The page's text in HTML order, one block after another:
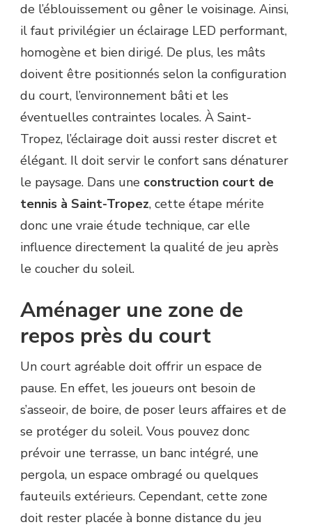
de l’éblouissement ou gêner le voisinage. Ainsi,
il faut privilégier un éclairage LED performant,
homogène et bien dirigé. De plus, les mâts
doivent être positionnés selon la configuration
du court, l’environnement bâti et les
éventuelles contraintes locales. À Saint-
Tropez, l’éclairage doit aussi rester discret et
élégant. Il doit servir le confort sans dénaturer
le paysage. Dans une construction court de
tennis à Saint-Tropez, cette étape mérite
donc une vraie étude technique, car elle
influence directement la qualité de jeu après
le coucher du soleil.
Aménager une zone de
repos près du court
Un court agréable doit offrir un espace de
pause. En effet, les joueurs ont besoin de
s’asseoir, de boire, de poser leurs affaires et de
se protéger du soleil. Vous pouvez donc
prévoir une terrasse, un banc intégré, une
pergola, un espace ombragé ou quelques
fauteuils extérieurs. Cependant, cette zone
doit rester placée à bonne distance du jeu